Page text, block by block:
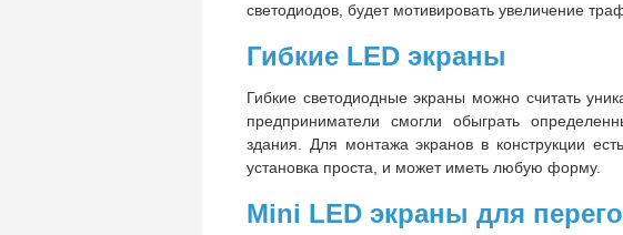
светодиодов, будет мотивировать увеличение
Гибкие LED экраны
Гибкие светодиодные экраны можно считать
предприниматели смогли обыграть
здания. Для монтажа экранов в конструкции
установка проста, и может иметь любую форму.
Mini LED экраны для